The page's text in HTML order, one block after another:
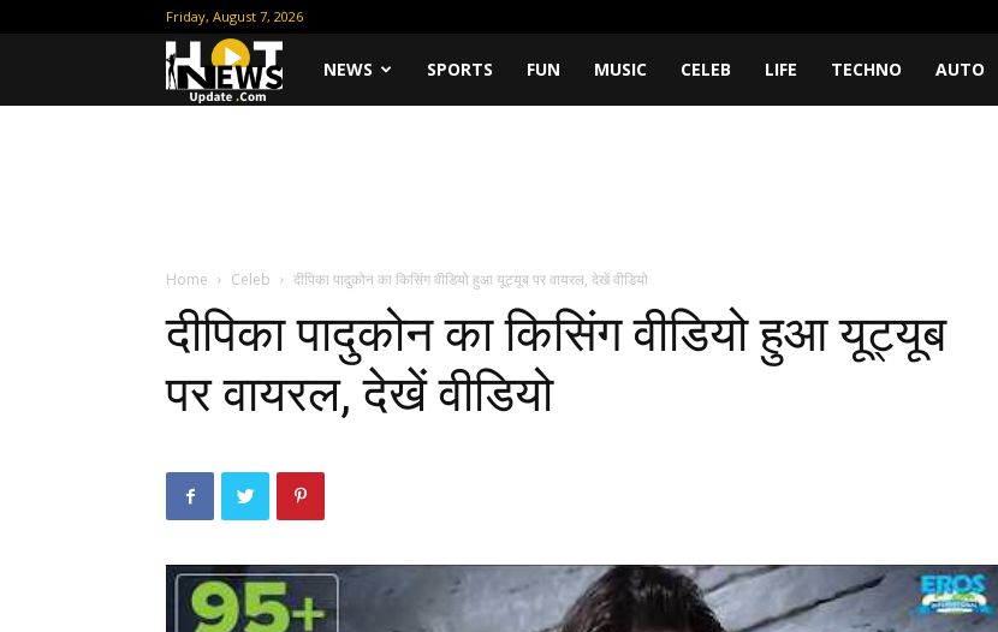
Friday, August 7, 2026
HotNEWS SPORTS FUN MUSIC CELEB LIFE TECHNO AUTO
Home Celeb दीपिका पादुकोन का किसिंग वीडियो हुआ यूट्यूब पर वायरल, देखें वीडियो
दीपिका पादुकोन का किसिंग वीडियो हुआ यूट्यूब
पर वायरल, देखें वीडियो